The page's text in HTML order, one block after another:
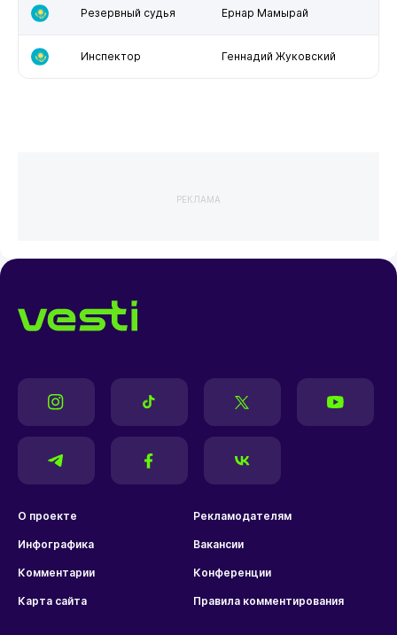
Резервный судья Ернар Мамырай
Инспектор Геннадий Жуковский
РЕКЛАМА
О проекте Рекламодателям
Инфографика Вакансии
Комментарии Конференции
Карта сайта Правила комментирования